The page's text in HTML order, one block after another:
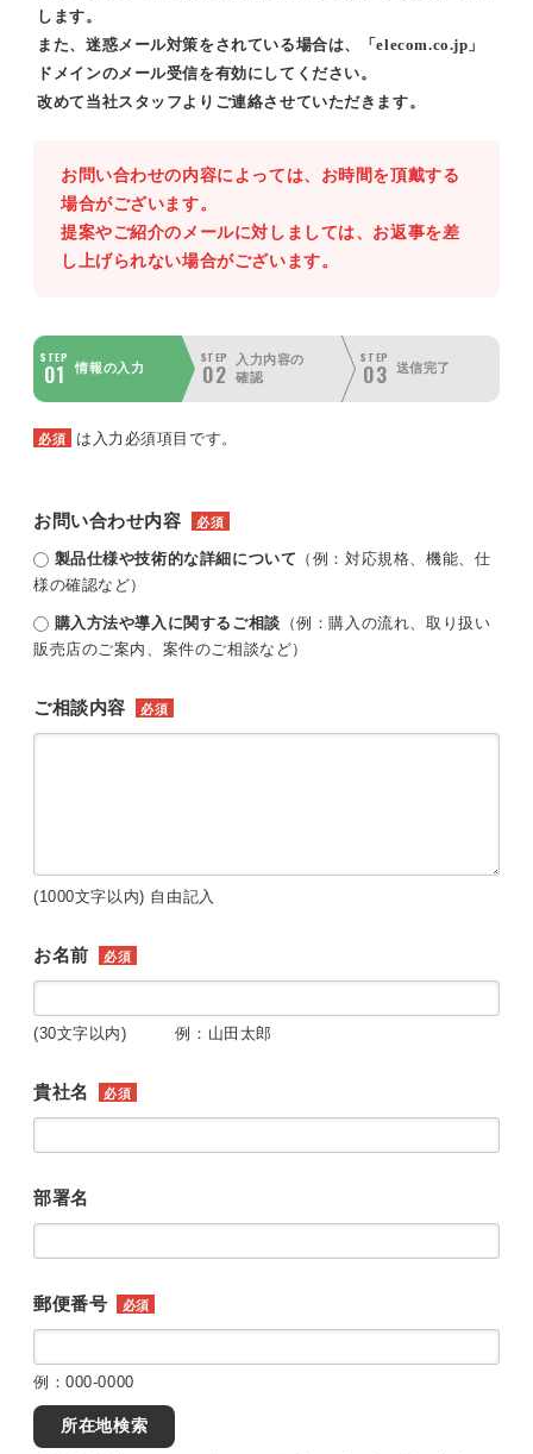
します。
また、迷惑メール対策をされている場合は、「elecom.co.jp」
ドメインのメール受信を有効にしてください。
改めて当社スタッフよりご連絡させていただきます。
お問い合わせの内容によっては、お時間を頂戴する
場合がございます。
提案やご紹介のメールに対しましては、お返事を差
し上げられない場合がございます。
STEP
01 情報の入力
STEP
02
入力内容の
確認
STEP
03 送信完了
必須 は入力必須項目です。
お問い合わせ内容 必須
製品仕様や技術的な詳細について （例：対応規格、機能、仕
様の確認など）
購入方法や導入に関するご相談 （例：購入の流れ、取り扱い
販売店のご案内、案件のご相談など）
ご相談内容 必須
(1000文字以内) 自由記入
お名前 必須
(30文字以内) 例：山田太郎
貴社名 必須
部署名
郵便番号 必須
例：000-0000
所在地検索